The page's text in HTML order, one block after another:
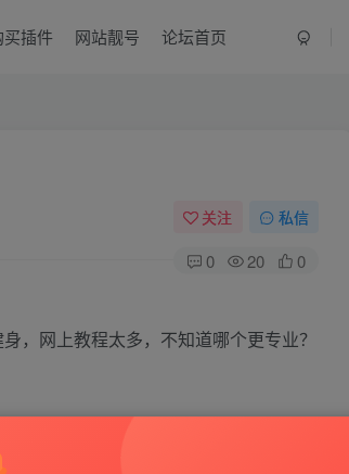
买插件 网站靓号 论坛首页
关注 私信
0 20 0
，网上教程太多，不知道哪个更专业？